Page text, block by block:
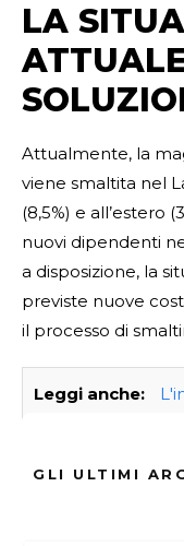
LA
Attualmente, la
viene smaltita nel
(8,5%) e all’estero
nuovi dipendenti
a disposizione, la
previste nuove
il processo di
Leggi anche:
GLI ULTIMI